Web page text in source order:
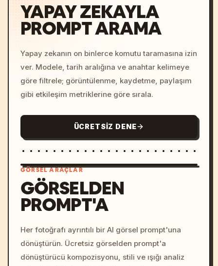
YAPAY ZEKAYLA
PROMPT ARAMA
Yapay zekanın on binlerce komutu taramasına izin
ver. Modele, tarih aralığına ve anahtar kelimeye
göre filtrele; görüntülenme, kaydetme, paylaşım
gibi etkileşim metriklerine göre sırala.
ÜCRETSIZ DENE
colors, 8k --v 6.0
GÖRSEL ARAÇLAR
GÖRSELDEN
PROMPT'A
Her fotoğrafı ayrıntılı bir AI görsel prompt'una
dönüştürün. Ücretsiz görselden prompt'a
dönüştürücü kompozisyonu, stili ve ışığı analiz